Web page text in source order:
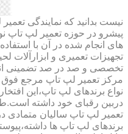
نیست بدانید که نمایندگی
پیشرو در حوزه تعمیر لپ
های انجام شده در آن با
تجهیزات تعمیری و ابزارآلات
تخصصی و صد در صد تضمینی
مرکز تعمیر لپ تاپ مرجع
نواع برندهای لپ تاپ،این
دربین رقبای خود داشته
تعمیر لپ تاپ سالیان متمادی
برندهای لپ تاپ ها